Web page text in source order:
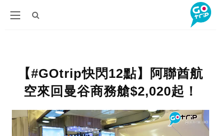
【#GOtrip快閃12點】阿聯酋航
空來回曼谷商務艙$2,020起！